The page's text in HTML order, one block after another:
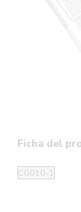
Ficha del
CG010-1